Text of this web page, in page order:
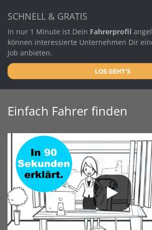
SCHNELL & GRATIS
In nur 1 Minute ist Dein Fahrerprofil
können interessierte Unternehmen Dir
Job anbieten.
LOS GEHT'S
Einfach Fahrer finden